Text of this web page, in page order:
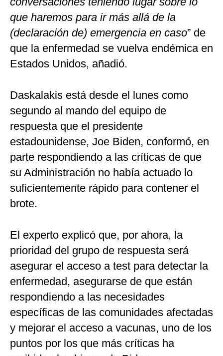
que haremos para ir más allá de la
(declaración de) emergencia en caso” de
que la enfermedad se vuelva endémica en
Estados Unidos, añadió.
Daskalakis está desde el lunes como
segundo al mando del equipo de
respuesta que el presidente
estadounidense, Joe Biden, conformó, en
parte respondiendo a las críticas de que
su Administración no había actuado lo
suficientemente rápido para contener el
brote.
El experto explicó que, por ahora, la
prioridad del grupo de respuesta será
asegurar el acceso a test para detectar la
enfermedad, asegurarse de que están
respondiendo a las necesidades
específicas de las comunidades afectadas
y mejorar el acceso a vacunas, uno de los
puntos por los que más críticas ha